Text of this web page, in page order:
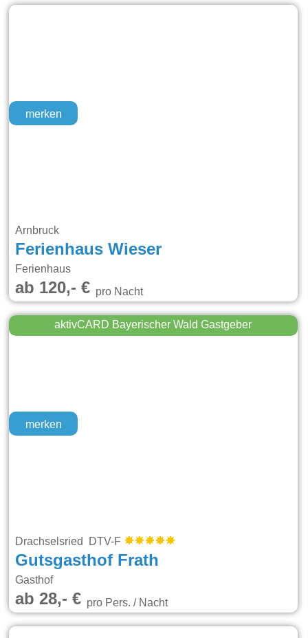
merken
Arnbruck
Ferienhaus Wieser
Ferienhaus
ab 120,- €pro Nacht
merken
aktivCARD Bayerischer Wald Gastgeber
Drachselsried DTV-F
Gutsgasthof Frath
Gasthof
ab 28,- €pro Pers. / Nacht